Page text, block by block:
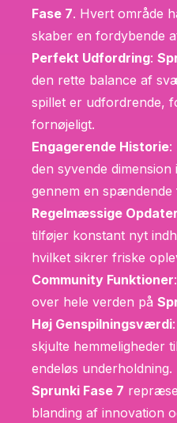
Fase 7. Hvert område
skaber en fordybende
Perfekt Udfordring:
den rette balance af
spillet er udfordrende,
fornøjeligt.
Engagerende Historie:
den syvende dimension i
gennem en
Regelmæssige
tilføjer konstant nyt
hvilket sikrer friske
Community Funktioner
over hele verden på
Høj Genspilningsværdi
skjulte hemmeligheder
endeløs underholdning.
Sprunki Fase 7
blanding af innovation